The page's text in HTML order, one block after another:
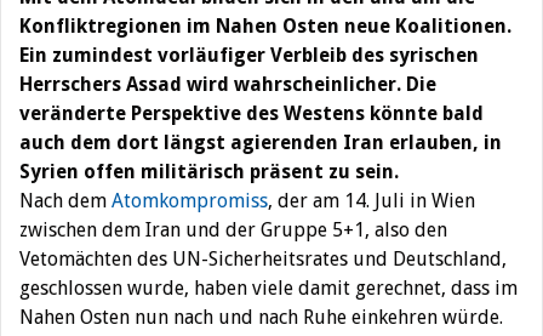
Konfliktregionen im Nahen Osten neue Koalitionen.
Ein zumindest vorläufiger Verbleib des syrischen
Herrschers Assad wird wahrscheinlicher. Die
veränderte Perspektive des Westens könnte bald
auch dem dort längst agierenden Iran erlauben, in
Syrien offen militärisch präsent zu sein.
Nach dem Atomkompromiss, der am 14. Juli in Wien
zwischen dem Iran und der Gruppe 5+1, also den
Vetomächten des UN-Sicherheitsrates und Deutschland,
geschlossen wurde, haben viele damit gerechnet, dass im
Nahen Osten nun nach und nach Ruhe einkehren würde.